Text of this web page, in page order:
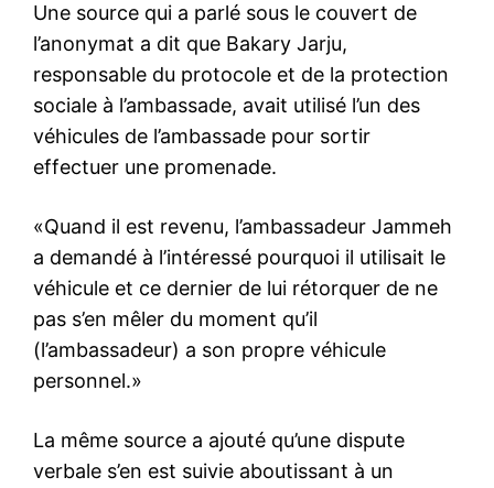
Une source qui a parlé sous le couvert de
l’anonymat a dit que Bakary Jarju,
responsable du protocole et de la protection
sociale à l’ambassade, avait utilisé l’un des
véhicules de l’ambassade pour sortir
effectuer une promenade.
«Quand il est revenu, l’ambassadeur Jammeh
a demandé à l’intéressé pourquoi il utilisait le
véhicule et ce dernier de lui rétorquer de ne
pas s’en mêler du moment qu’il
(l’ambassadeur) a son propre véhicule
personnel.»
La même source a ajouté qu’une dispute
verbale s’en est suivie aboutissant à un